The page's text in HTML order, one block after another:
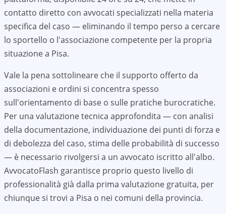
contatto diretto con avvocati specializzati nella materia
specifica del caso — eliminando il tempo perso a cercare
lo sportello o l'associazione competente per la propria
situazione a Pisa.
Vale la pena sottolineare che il supporto offerto da
associazioni e ordini si concentra spesso
sull'orientamento di base o sulle pratiche burocratiche.
Per una valutazione tecnica approfondita — con analisi
della documentazione, individuazione dei punti di forza e
di debolezza del caso, stima delle probabilità di successo
— è necessario rivolgersi a un avvocato iscritto all'albo.
AvvocatoFlash garantisce proprio questo livello di
professionalità già dalla prima valutazione gratuita, per
chiunque si trovi a Pisa o nei comuni della provincia.